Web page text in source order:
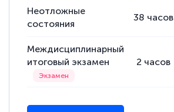
Неотложные
состояния
38 часов
Междисциплинарный
итоговый экзамен
2 часов